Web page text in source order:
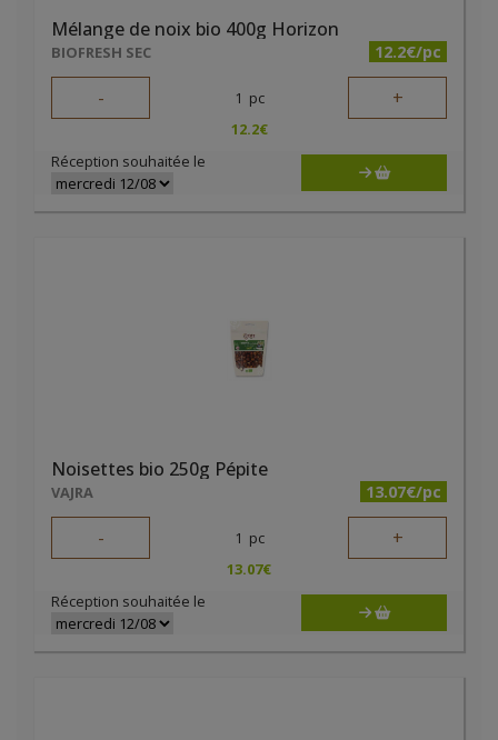
Mélange de noix bio 400g Horizon
BIOFRESH SEC 12.2€/pc
- 1 pc +
12.2€
Réception souhaitée le
Noisettes bio 250g Pépite
VAJRA 13.07€/pc
- 1 pc +
13.07€
Réception souhaitée le